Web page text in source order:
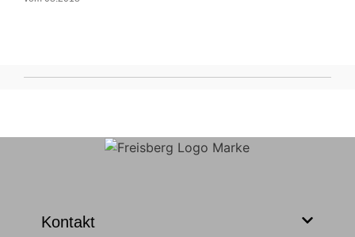
Kontakt